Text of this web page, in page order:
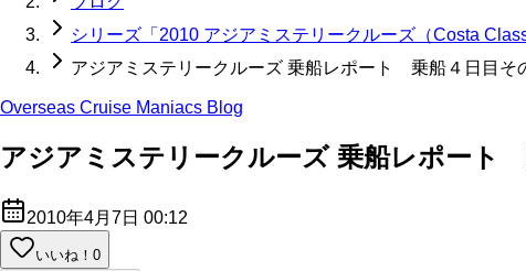
シリーズ「2010 アジアミステリークルーズ（Costa
アジアミステリークルーズ 乗船レポート 乗船４日目
Overseas Cruise Maniacs Blog
アジアミステリークルーズ 乗船レポー
2010年4月7日 00:12
いいね！ 0